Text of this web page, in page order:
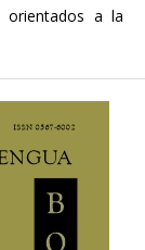
orientados a la